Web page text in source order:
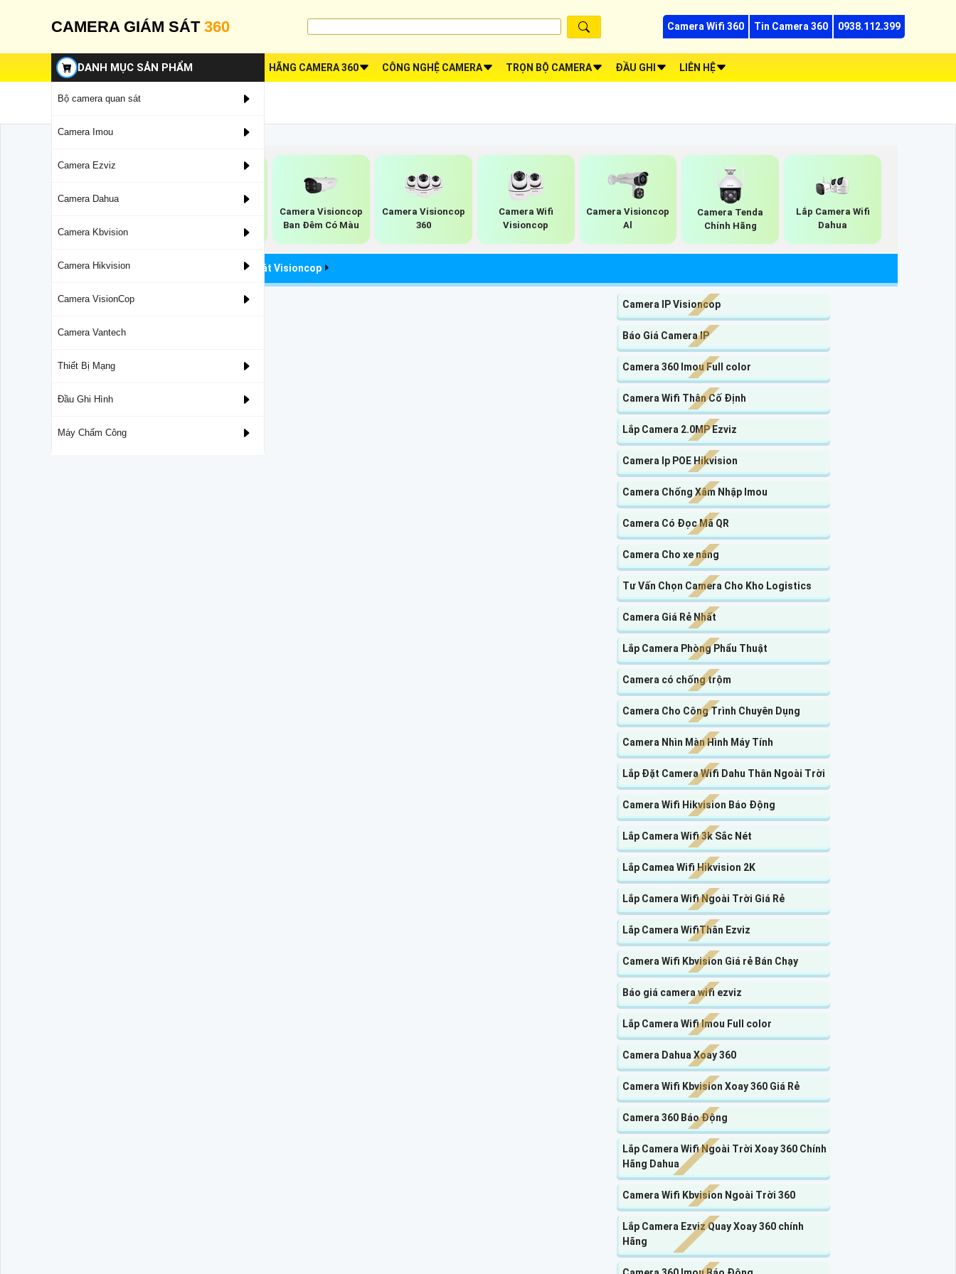
CAMERA GIÁM SÁT 360 Camera Wifi 360 Tin Camera 360 0938.112.399
DANH MỤC SẢN PHẨM
Bộ camera quan sát
Camera Imou
Camera Ezviz
Camera Dahua
Camera Kbvision
Camera Hikvision
Camera VisionCop
Camera Vantech
Thiết Bị Mạng
Đầu Ghi Hình
Máy Chấm Công
HÃNG CAMERA 360 CÔNG NGHỆ CAMERA TRỌN BỘ CAMERA ĐẦU GHI LIÊN HỆ
Camera Visioncop
Ban Đêm Có Màu
Camera Visioncop
360
Camera Wifi
Visioncop
Camera Visioncop
Al
Camera Tenda
Chính Hãng
Lắp Camera Wifi
Dahua
Camera Wifi Chính Hãng Camera Quan Sát Visioncop
Camera IP Visioncop
Báo Giá Camera IP
Camera 360 Imou Full color
Camera Wifi Thân Cố Định
Lắp Camera 2.0MP Ezviz
Camera Ip POE Hikvision
Camera Chống Xâm Nhập Imou
Camera Có Đọc Mã QR
Camera Cho xe nâng
Tư Vấn Chọn Camera Cho Kho Logistics
Camera Giá Rẻ Nhất
Lắp Camera Phòng Phẩu Thuật
Camera có chống trộm
Camera Cho Công Trình Chuyên Dụng
Camera Nhìn Màn Hình Máy Tính
Lắp Đặt Camera Wifi Dahu Thân Ngoài Trời
Camera Wifi Hikvision Báo Động
Lắp Camera Wifi 3k Sắc Nét
Lắp Camea Wifi Hikvision 2K
Lắp Camera Wifi Ngoài Trời Giá Rẻ
Lắp Camera WifiThân Ezviz
Camera Wifi Kbvision Giá rẻ Bán Chạy
Báo giá camera wifi ezviz
Lắp Camera Wifi Imou Full color
Camera Dahua Xoay 360
Camera Wifi Kbvision Xoay 360 Giá Rẻ
Camera 360 Báo Động
Lắp Camera Wifi Ngoài Trời Xoay 360 Chính
Hãng Dahua
Camera Wifi Kbvision Ngoài Trời 360
Lắp Camera Ezviz Quay Xoay 360 chính
Hãng